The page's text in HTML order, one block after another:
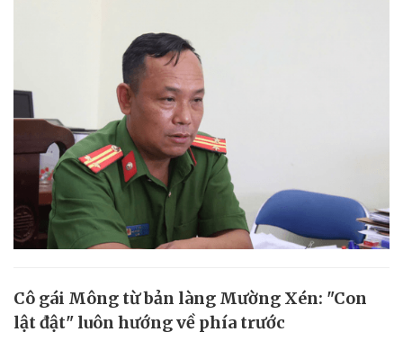
Cô gái Mông từ bản làng Mường Xén: "Con
lật đật" luôn hướng về phía trước